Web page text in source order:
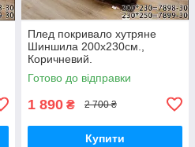
Плед покривало хутряне
Шиншила 200х230см.,
Коричневий.
Готово до відправки
1 890 ₴ 2 700 ₴
Купити